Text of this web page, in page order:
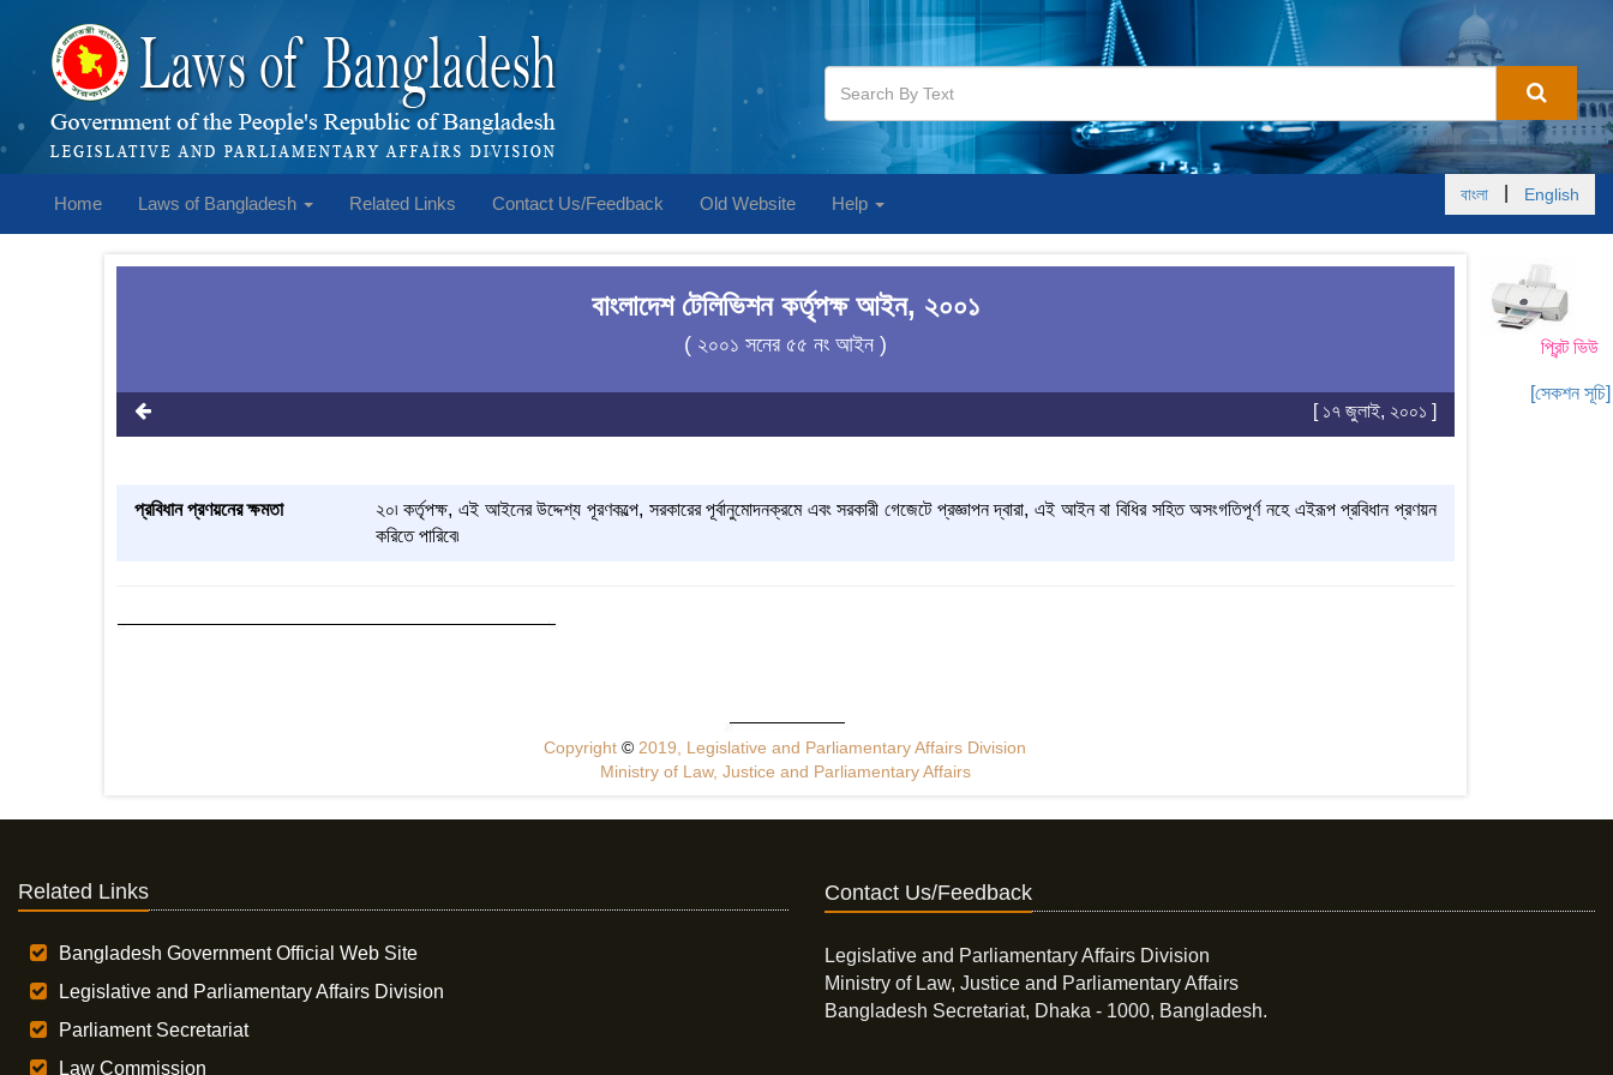
Home Laws of Bangladesh Related Links Contact Us/Feedback Old Website Help বাংলা English
প্রিন্ট ভিউ
[সেকশন সূচি]
বাংলাদেশ টেলিভিশন কর্তৃপক্ষ আইন, ২০০১
( ২০০১ সনের ৫৫ নং আইন )
[ ১৭ জুলাই, ২০০১ ]
প্রবিধান প্রণয়নের ক্ষমতা
২০৷ কর্তৃপক্ষ, এই আইনের উদ্দেশ্য পূরণকল্পে, সরকারের পূর্বানুমোদনক্রমে এবং সরকারী গেজেটে প্রজ্ঞাপন দ্বারা, এই আইন বা বিধির সহিত অসংগতিপূর্ণ নহে এইরূপ প্রবিধান প্রণয়ন
করিতে পারিবে৷
Copyright© 2019, Legislative and Parliamentary Affairs Division
Ministry of Law, Justice and Parliamentary Affairs
Related Links
Bangladesh Government Official Web Site
Legislative and Parliamentary Affairs Division
Parliament Secretariat
Law Commission
Contact Us/Feedback
Legislative and Parliamentary Affairs Division
Ministry of Law, Justice and Parliamentary Affairs
Bangladesh Secretariat, Dhaka - 1000, Bangladesh.